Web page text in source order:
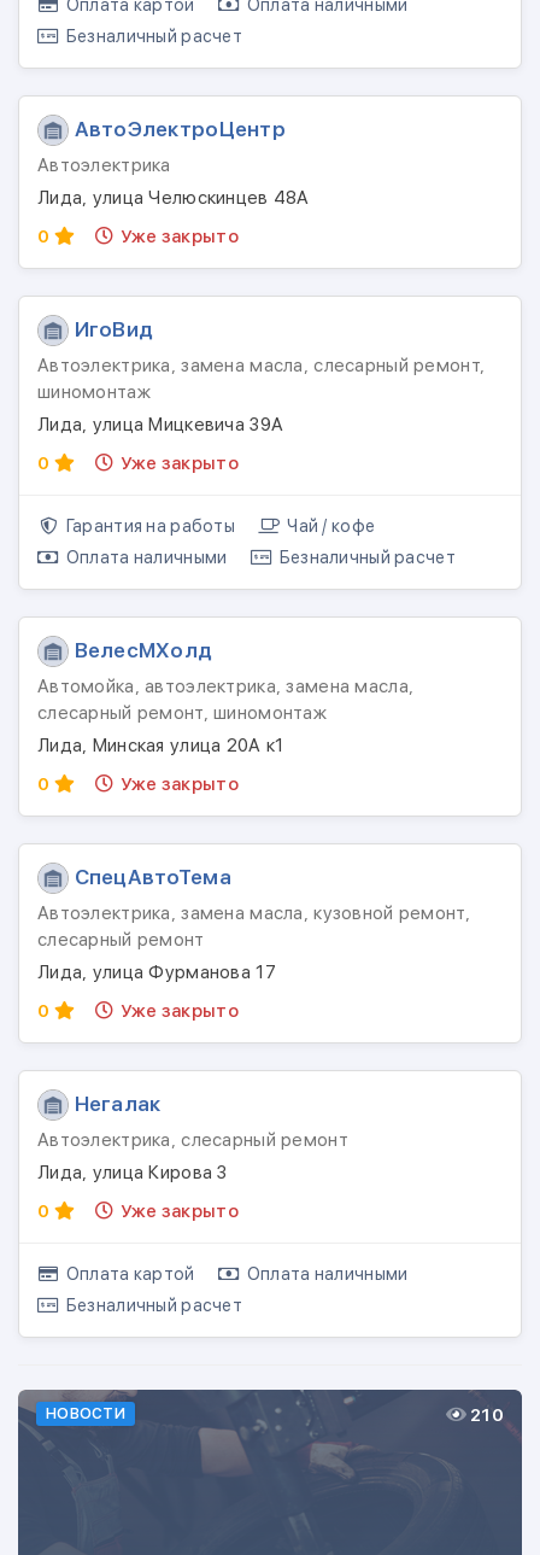
Оплата картой
Оплата наличными
Безналичный расчет
АвтоЭлектроЦентр
Автоэлектрика
Лида, улица Челюскинцев 48А
0
Уже закрыто
ИгоВид
Автоэлектрика, замена масла, слесарный ремонт,
шиномонтаж
Лида, улица Мицкевича 39А
0
Уже закрыто
Гарантия на работы
Чай / кофе
Оплата наличными
Безналичный расчет
ВелесМХолд
Автомойка, автоэлектрика, замена масла,
слесарный ремонт, шиномонтаж
Лида, Минская улица 20А к1
0
Уже закрыто
СпецАвтоТема
Автоэлектрика, замена масла, кузовной ремонт,
слесарный ремонт
Лида, улица Фурманова 17
0
Уже закрыто
Негалак
Автоэлектрика, слесарный ремонт
Лида, улица Кирова 3
0
Уже закрыто
Оплата картой
Оплата наличными
Безналичный расчет
НОВОСТИ 210